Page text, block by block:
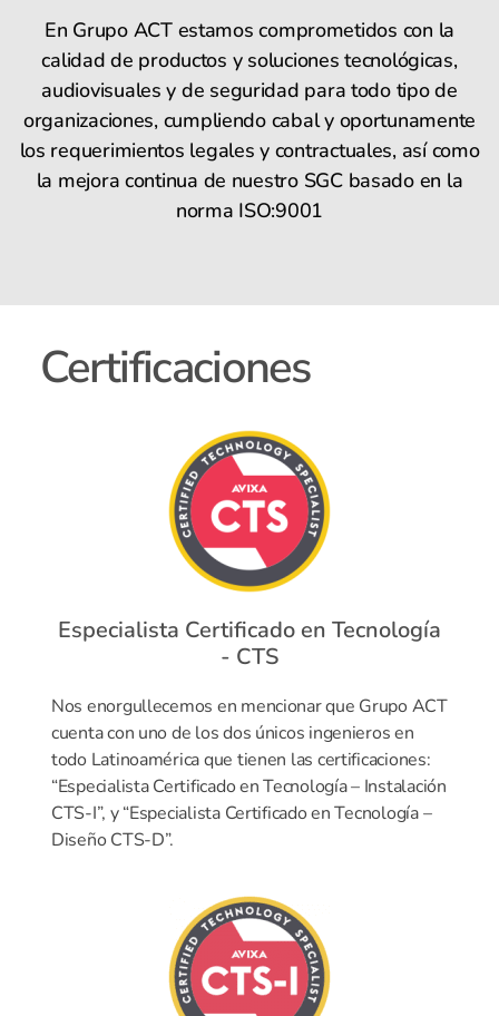
En Grupo ACT estamos comprometidos con la
calidad de productos y soluciones tecnológicas,
audiovisuales y de seguridad para todo tipo de
organizaciones, cumpliendo cabal y oportunamente
los requerimientos legales y contractuales, así como
la mejora continua de nuestro SGC basado en la
norma ISO:9001
Certificaciones
Especialista Certificado en Tecnología
- CTS
Nos enorgullecemos en mencionar que Grupo ACT
cuenta con uno de los dos únicos ingenieros en
todo Latinoamérica que tienen las certificaciones:
“Especialista Certificado en Tecnología – Instalación
CTS-I”, y “Especialista Certificado en Tecnología –
Diseño CTS-D”.